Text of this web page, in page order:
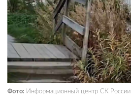
Фото: Информационный центр СК России